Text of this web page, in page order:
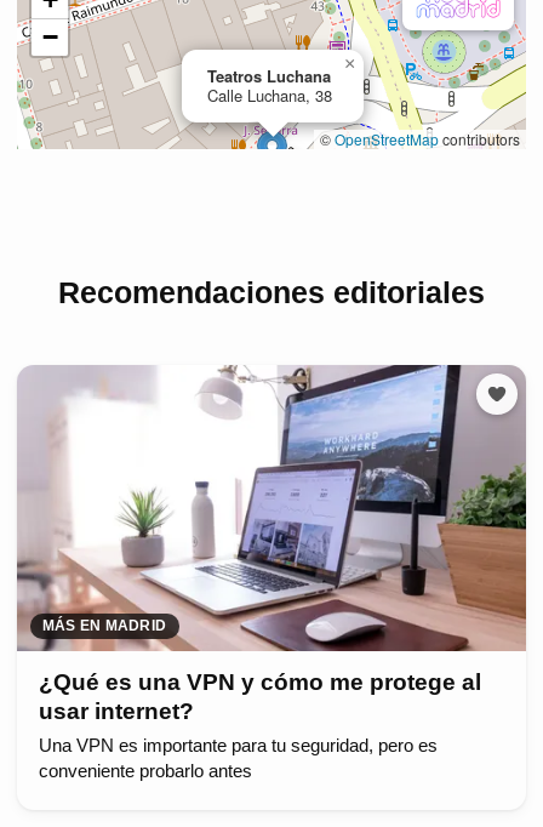
Recomendaciones editoriales
MÁS EN MADRID
¿Qué es una VPN y cómo me protege al
usar internet?
Una VPN es importante para tu seguridad, pero es
conveniente probarlo antes